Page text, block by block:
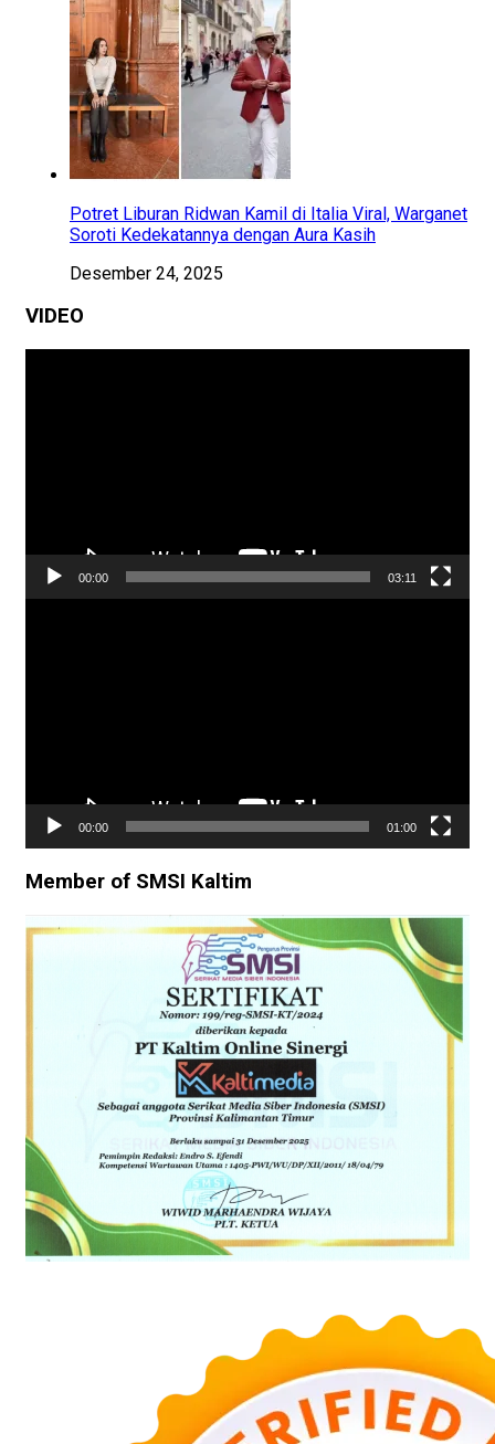
Potret Liburan Ridwan Kamil di Italia Viral, Warganet
Soroti Kedekatannya dengan Aura Kasih
Desember 24, 2025
VIDEO
00:00 03:11
00:00 01:00
Member of SMSI Kaltim